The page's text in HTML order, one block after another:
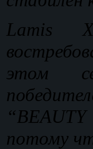
Lamis
этом
потому